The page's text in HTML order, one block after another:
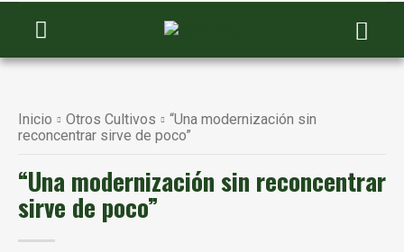
Inicio Otros Cultivos
“Una modernización sin
reconcentrar sirve de poco”
“Una modernización sin reconcentrar
sirve de poco”